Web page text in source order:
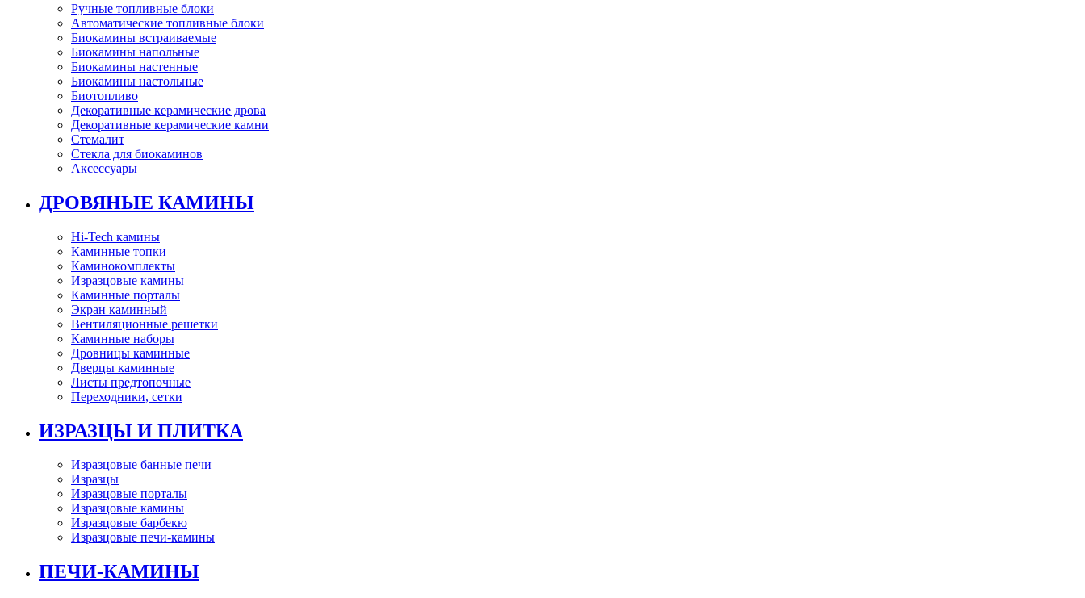
Ручные топливные блоки
Автоматические топливные блоки
Биокамины встраиваемые
Биокамины напольные
Биокамины настенные
Биокамины настольные
Биотопливо
Декоративные керамические дрова
Декоративные керамические камни
Стемалит
Стекла для биокаминов
Аксессуары
ДРОВЯНЫЕ КАМИНЫ
Hi-Tech камины
Каминные топки
Каминокомплекты
Изразцовые камины
Каминные порталы
Экран каминный
Вентиляционные решетки
Каминные наборы
Дровницы каминные
Дверцы каминные
Листы предтопочные
Переходники, сетки
ИЗРАЗЦЫ И ПЛИТКА
Изразцовые банные печи
Изразцы
Изразцовые порталы
Изразцовые камины
Изразцовые барбекю
Изразцовые печи-камины
ПЕЧИ-КАМИНЫ